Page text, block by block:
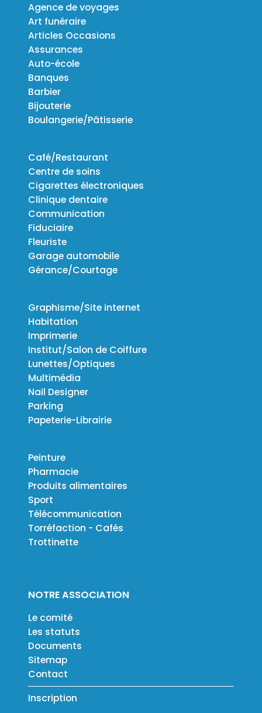
Agence de voyages
Art funéraire
Articles Occasions
Assurances
Auto-école
Banques
Barbier
Bijouterie
Boulangerie/Pâtisserie
Café/Restaurant
Centre de soins
Cigarettes électroniques
Clinique dentaire
Communication
Fiduciaire
Fleuriste
Garage automobile
Gérance/Courtage
Graphisme/Site internet
Habitation
Imprimerie
Institut/Salon de Coiffure
Lunettes/Optiques
Multimédia
Nail Designer
Parking
Papeterie-Librairie
Peinture
Pharmacie
Produits alimentaires
Sport
Télécommunication
Torréfaction - Cafés
Trottinette
NOTRE ASSOCIATION
Le comité
Les statuts
Documents
Sitemap
Contact
Inscription